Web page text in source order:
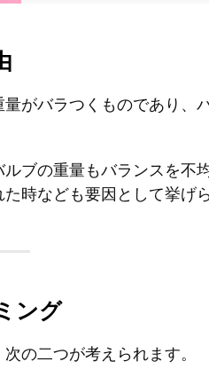
がバラつくものであり、
ブの重量もバランスを不
時なども要因として挙げら
ング
の二つが考えられます。